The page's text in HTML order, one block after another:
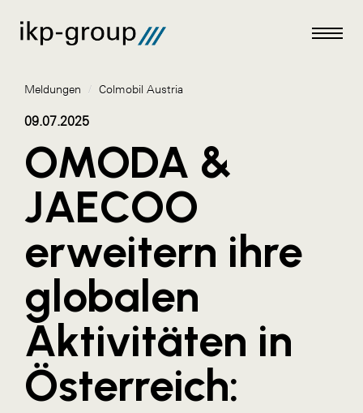
Meldungen
AKTUELLES
ALEX Krems
Amazon Web Services
Artweger
AustroCel Hallein
Blaguss
Meldungen / Colmobil Austria
09.07.2025
OMODA &
JAECOO
erweitern ihre
globalen
Aktivitäten in
Österreich: